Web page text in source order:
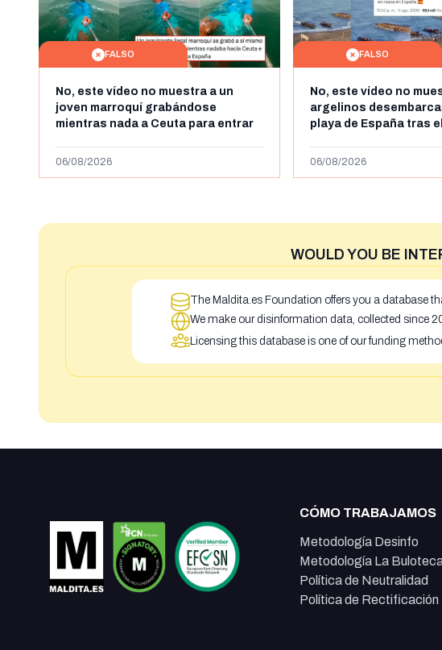
FALSO
No, este vídeo no muestra a un
joven marroquí grabándose
mientras nada a Ceuta para entrar
más de 450km de Ceuta y el autor lo
06/08/2026
FALSO
No, este vídeo no
argelinos
playa de España tras
de julio de 2026: son
06/08/2026
WOULD YOU BE
The Maldita.es Foundation offers you a database
We make our disinformation data, collected since
Licensing this database is one of our funding
CÓMO TRABAJAMOS
Metodología Desinfo
Metodología La
Política de Neutralidad
Política de Rectificación